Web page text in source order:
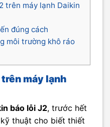
trên máy lạnh Daikin
đúng cách
môi trường khô ráo
máy lạnh
báo lỗi J2, trước hết
thuật cho biết thiết